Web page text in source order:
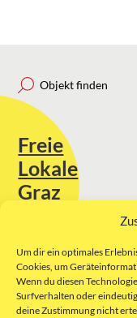
Um dir ein optimales
Cookies, um
Wenn du diesen
Surfverhalten oder
deine Zustimmung nicht
Objekt finden
Freie
Lokale
Graz
Sie erreichen uns unter:
kontakt@freielokale-
Website by Rubikon
GmbH